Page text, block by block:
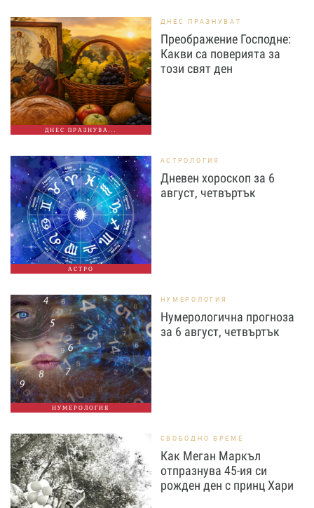
ДНЕС ПРАЗНУВА...
ДНЕС ПРАЗНУВАТ
Преображение Господне:
Какви са поверията за
този свят ден
АСТРО
АСТРОЛОГИЯ
Дневен хороскоп за 6
август, четвъртък
НУМЕРОЛОГИЯ
НУМЕРОЛОГИЯ
Нумерологична прогноза
за 6 август, четвъртък
СВОБОДНО ВРЕМЕ
Как Меган Маркъл
отпразнува 45-ия си
рожден ден с принц Хари